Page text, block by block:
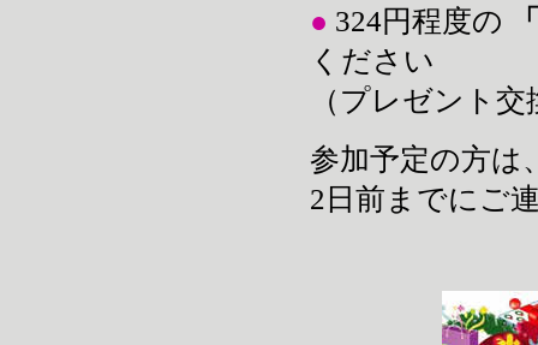
● 324円程度の
ください
（プレゼント
参加予定の方は
2日前までにご